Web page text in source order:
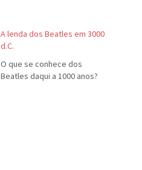
A lenda dos Beatles em 3000
d.C.
O que se conhece dos
Beatles daqui a 1000 anos?